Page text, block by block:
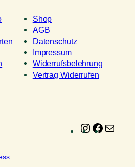
Shop
AGB
Datenschutz
Impressum
Widerrufsbelehrung
Vertrag Widerrufen
Instagram